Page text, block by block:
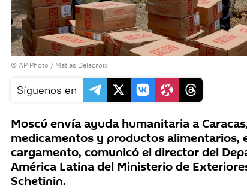
© AP Photo / Matias Delacroix
Síguenos en
Moscú envía ayuda humanitaria a
medicamentos y productos alimentarios,
cargamento, comunicó el director del
América Latina del Ministerio de
Schetinin.